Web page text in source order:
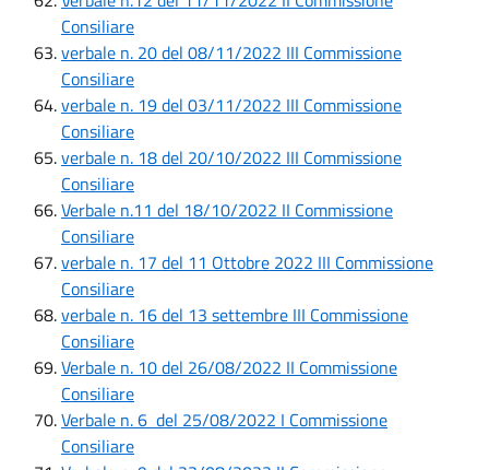
Consiliare
verbale n. 20 del 08/11/2022 III Commissione
Consiliare
verbale n. 19 del 03/11/2022 III Commissione
Consiliare
verbale n. 18 del 20/10/2022 III Commissione
Consiliare
Verbale n.11 del 18/10/2022 II Commissione
Consiliare
verbale n. 17 del 11 Ottobre 2022 III Commissione
Consiliare
verbale n. 16 del 13 settembre III Commissione
Consiliare
Verbale n. 10 del 26/08/2022 II Commissione
Consiliare
Verbale n. 6 del 25/08/2022 I Commissione
Consiliare